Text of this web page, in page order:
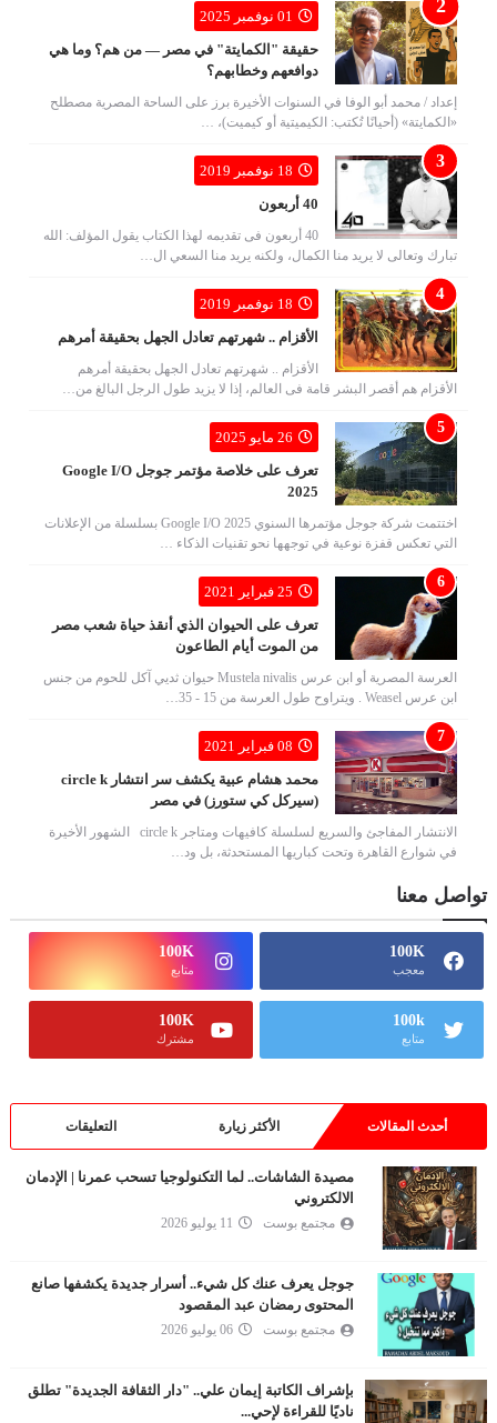
01 نوفمبر 2025
حقيقة "الكمايتة" في مصر — من هم؟ وما هي
دوافعهم وخطابهم؟
إعداد / محمد أبو الوفا في السنوات الأخيرة برز على الساحة المصرية مصطلح
«الكمايتة» (أحيانًا تُكتب: الكيميتية أو كيميت)، …
18 نوفمبر 2019
40 أربعون
40 أربعون فى تقديمه لهذا الكتاب يقول المؤلف: الله
تبارك وتعالى لا يريد منا الكمال، ولكنه يريد منا السعي ال…
18 نوفمبر 2019
الأقزام .. شهرتهم تعادل الجهل بحقيقة أمرهم
الأقزام .. شهرتهم تعادل الجهل بحقيقة أمرهم
الأقزام هم أقصر البشر قامة فى العالم، إذا لا يزيد طول الرجل البالغ من…
26 مايو 2025
تعرف على خلاصة مؤتمر جوجل Google I/O
2025
اختتمت شركة جوجل مؤتمرها السنوي Google I/O 2025 بسلسلة من الإعلانات
التي تعكس قفزة نوعية في توجهها نحو تقنيات الذكاء …
25 فبراير 2021
تعرف على الحيوان الذي أنقذ حياة شعب مصر
من الموت أيام الطاعون
العرسة المصرية أو ابن عرس Mustela nivalis حيوان ثديي آكل للحوم من جنس
ابن عرس Weasel . ويتراوح طول العرسة من 15 - 35…
08 فبراير 2021
محمد هشام عبية يكشف سر انتشار circle k
(سيركل كي ستورز) في مصر
الانتشار المفاجئ والسريع لسلسلة كافيهات ومتاجر circle k الشهور الأخيرة
في شوارع القاهرة وتحت كباريها المستحدثة، بل ود…
تواصل معنا
100K
معجب
100K
متابع
100k
متابع
100K
مشترك
أحدث المقالات الأكثر زيارة التعليقات
مصيدة الشاشات.. لما التكنولوجيا تسحب عمرنا | الإدمان
الالكتروني
مجتمع بوست 11 يوليو 2026
جوجل يعرف عنك كل شيء.. أسرار جديدة يكشفها صانع
المحتوى رمضان عبد المقصود
مجتمع بوست 06 يوليو 2026
بإشراف الكاتبة إيمان علي.. "دار الثقافة الجديدة" تطلق
ناديًا للقراءة لإحي...